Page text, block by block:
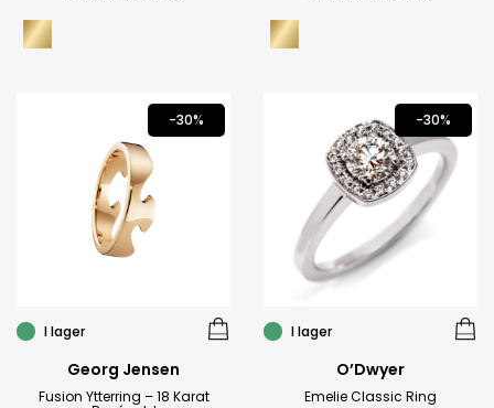
-30%
I lager
Georg Jensen
Fusion Ytterring – 18 Karat
-30%
I lager
O’Dwyer
Emelie Classic Ring